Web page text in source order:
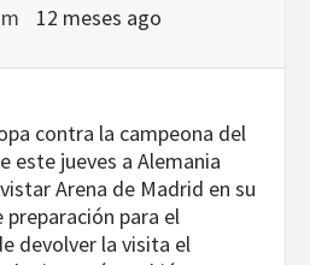
12 meses ago
contra la campeona del
este jueves a Alemania
Arena de Madrid en su
para el
devolver la visita el